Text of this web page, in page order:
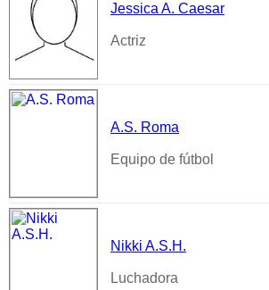
Jessica A. Caesar
Actriz
A.S. Roma
Equipo de fútbol
Nikki A.S.H.
Luchadora